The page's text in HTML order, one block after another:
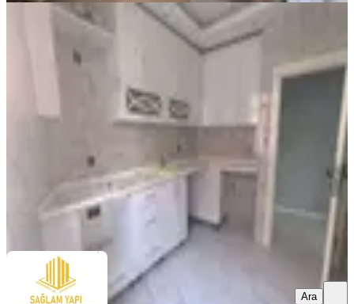
Sağlam'dan Gürselpaşa'da 2+1
Kiralık Daire
130 m² ·Düz Giriş (Zemin)
220.000 ₺
SAĞLAM YAPI GAYRİMENKUL
Ara